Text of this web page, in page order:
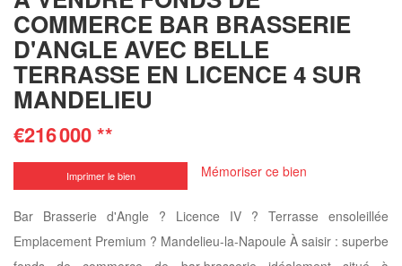
COMMERCE BAR BRASSERIE
D'ANGLE AVEC BELLE
TERRASSE EN LICENCE 4 SUR
MANDELIEU
€216 000**
Imprimer le bien Mémoriser ce bien
Bar Brasserie d'Angle ? Licence IV ? Terrasse ensoleillée
Emplacement Premium ? Mandelieu-la-Napoule À saisir : superbe